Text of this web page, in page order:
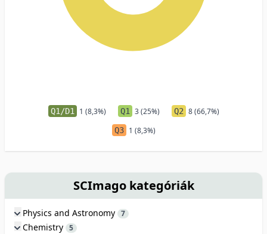
Q1/D1 1 (8,3%) Q1 3 (25%) Q2 8 (66,7%)
Q3 1 (8,3%)
SCImago kategóriák
Physics and Astronomy 7
Chemistry 5